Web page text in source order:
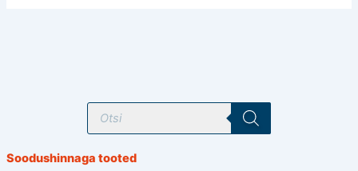
T
o
t
Soodushinnaga tooted